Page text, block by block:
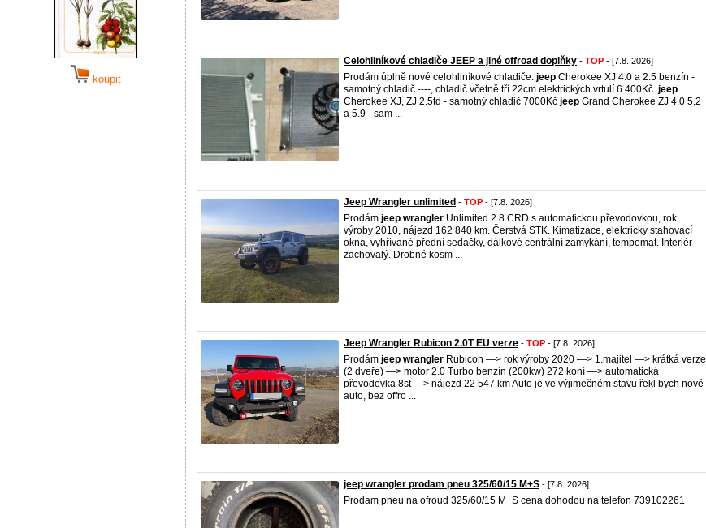
koupit
Celohliníkové chladiče JEEP a jiné offroad doplňky - TOP - [7.8. 2026]
Prodám úplně nové celohliníkové chladiče: jeep Cherokee XJ 4.0 a 2.5 benzín -
samotný chladič ----, chladič včetně tří 22cm elektrických vrtulí 6 400Kč. jeep
Cherokee XJ, ZJ 2.5td - samotný chladič 7000Kč jeep Grand Cherokee ZJ 4.0 5.2
a 5.9 - sam ...
Jeep Wrangler unlimited - TOP - [7.8. 2026]
Prodám jeep wrangler Unlimited 2.8 CRD s automatickou převodovkou, rok
výroby 2010, nájezd 162 840 km. Čerstvá STK. Kimatizace, elektricky stahovací
okna, vyhřívané přední sedačky, dálkové centrální zamykání, tempomat. Interiér
zachovalý. Drobné kosm ...
Jeep Wrangler Rubicon 2.0T EU verze - TOP - [7.8. 2026]
Prodám jeep wrangler Rubicon —> rok výroby 2020 —> 1.majitel —> krátká verze
(2 dveře) —> motor 2.0 Turbo benzín (200kw) 272 koní —> automatická
převodovka 8st —> nájezd 22 547 km Auto je ve výjimečném stavu řekl bych nové
auto, bez offro ...
jeep wrangler prodam pneu 325/60/15 M+S - [7.8. 2026]
Prodam pneu na ofroud 325/60/15 M+S cena dohodou na telefon 739102261